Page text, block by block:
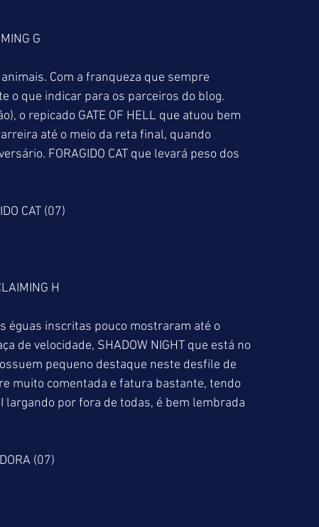
G
Com a franqueza que sempre
o que indicar para os parceiros do blog.
o repicado GATE OF HELL que atuou bem
até o meio da reta final, quando
FORAGIDO CAT que levará peso dos
CAT (07)
H
éguas inscritas pouco mostraram até o
de velocidade, SHADOW NIGHT que está no
pequeno destaque neste desfile de
muito comentada e fatura bastante, tendo
largando por fora de todas, é bem lembrada
(07)